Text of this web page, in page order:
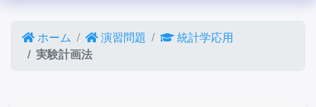
ホーム 演習問題
統計学応用
実験計画法